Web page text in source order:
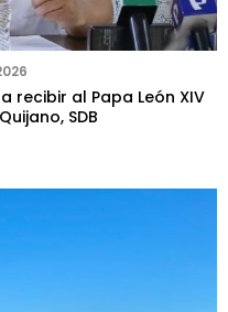
recibir al Papa León XIV
SDB